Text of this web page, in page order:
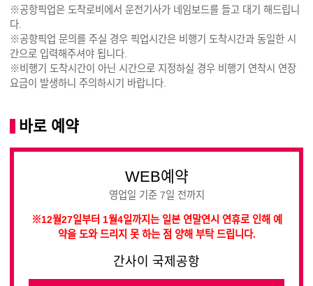
※공항픽업은 도착로비에서 운전기사가 네임보드를 들고 대기 해드립니
다.
※공항픽업 문의를 주실 경우 픽업시간은 비행기 도착시간과 동일한 시
간으로 입력해주셔야 됩니다.
※비행기 도착시간이 아닌 시간으로 지정하실 경우 비행기 연착시 연장
요금이 발생하니 주의하시기 바랍니다.
바로 예약
WEB예약
영업일 기준 7일 전까지
※12월27일부터 1월4일까지는 일본 연말연시 연휴로 인해 예
약을 도와 드리지 못 하는 점 양해 부탁 드립니다.
간사이 국제공항